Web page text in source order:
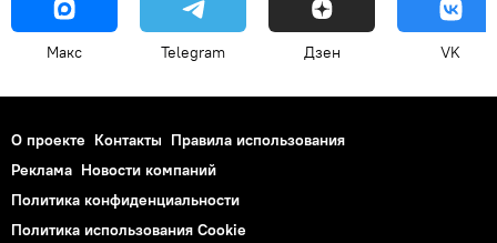
Макс Telegram Дзен VK
О проекте Контакты Правила использования
Реклама Новости компаний
Политика конфиденциальности
Политика использования Cookie